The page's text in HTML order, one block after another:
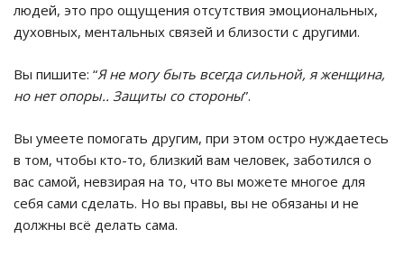
людей, это про ощущения отсутствия эмоциональных,
духовных, ментальных связей и близости с другими.
Вы пишите: “Я не могу быть всегда сильной, я женщина,
но нет опоры.. Защиты со стороны”.
Вы умеете помогать другим, при этом остро нуждаетесь
в том, чтобы кто-то, близкий вам человек, заботился о
вас самой, невзирая на то, что вы можете многое для
себя сами сделать. Но вы правы, вы не обязаны и не
должны всё делать сама.